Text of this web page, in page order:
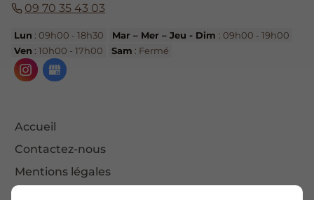
09 70 35 43 03
Lun : 09h00 - 18h30 Mar – Mer – Jeu - Dim : 09h00 - 19h00
Ven : 10h00 - 17h00 Sam : Fermé
Accueil
Contactez-nous
Mentions légales